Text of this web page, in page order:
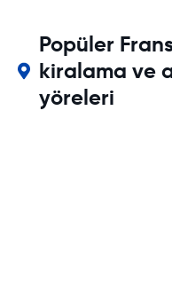
Popüler
kiralama ve
yöreleri